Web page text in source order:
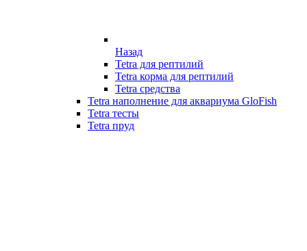
Назад
Tetra для рептилий
Tetra корма для рептилий
Tetra средства
Tetra наполнение для аквариума GloFish
Tetra тесты
Tetra пруд